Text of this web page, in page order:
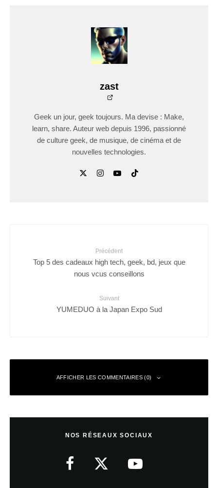
zast
Geek un jour, geek toujours. Ma devise : Make,
learn, share. Auteur web depuis 1996, passionné
de culture geek, de musique, de cinéma et de
nouvelles technologies.
Précédent
Top 5 des cadeaux high tech, geek, bd, jeux que
nous vcus conseillons
Suivant
YUMEDUO à la Japan Expo Sud
AFFICHER LES COMMENTAIRES (0)
NOS RÉSEAUX SOCIAUX